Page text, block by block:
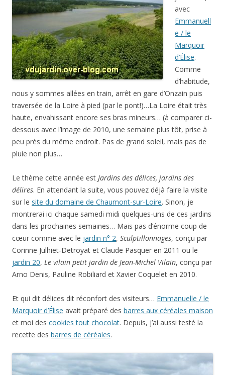
avec
Emmanuell
e / le
Marquoir
d’Élise.
Comme
d’habitude,
nous y sommes allées en train, arrêt en gare d’Onzain puis
traversée de la Loire à pied (par le pont!)…La Loire était très
haute, envahissant encore ses bras mineurs… (à comparer ci-
dessous avec l’image de 2010, une semaine plus tôt, prise à
peu près du même endroit. Pas de grand soleil, mais pas de
pluie non plus…
Le thème cette année est Jardins des délices, jardins des
délires. En attendant la suite, vous pouvez déjà faire la visite
sur le site du domaine de Chaumont-sur-Loire. Sinon, je
montrerai ici chaque samedi midi quelques-uns de ces jardins
dans les prochaines semaines… Mais pas d’énorme coup de
cœur comme avec le jardin n° 2, Sculptillonnages, conçu par
Corinne Julhiet-Detroyat et Claude Pasquer en 2011 ou le
jardin 20, Le vilain petit jardin de Jean-Michel Vilain, conçu par
Arno Denis, Pauline Robiliard et Xavier Coquelet en 2010.
Et qui dit délices dit réconfort des visiteurs… Emmanuelle / le
Marquoir d’Élise avait préparé des barres aux céréales maison
et moi des cookies tout chocolat. Depuis, j’ai aussi testé la
recette des barres de céréales.